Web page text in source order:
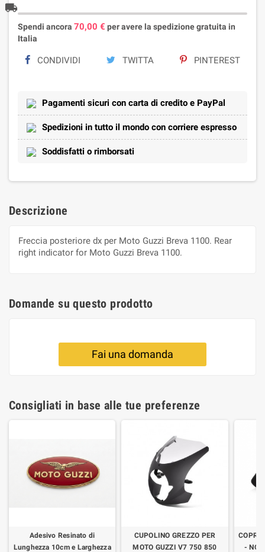
local_shipping
Spendi ancora 70,00 € per avere la spedizione gratuita in
Italia
CONDIVIDI TWITTA PINTEREST
Pagamenti sicuri con carta di credito e PayPal
Spedizioni in tutto il mondo con corriere espresso
Soddisfatti o rimborsati
Descrizione
Freccia posteriore dx per Moto Guzzi Breva 1100. Rear
right indicator for Moto Guzzi Breva 1100.
Domande su questo prodotto
Fai una domanda
Consigliati in base alle tue preferenze
Adesivo Resinato di
Lunghezza 10cm e Larghezza
CUPOLINO GREZZO PER
MOTO GUZZI V7 750 850
-